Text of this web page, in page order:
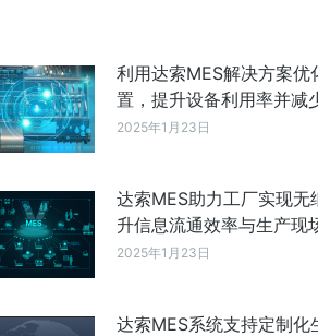
利用达索MES解决方案优
置，提升设备利用率并减
2025年1月23日
达索MES助力工厂实现无
升信息流通效率与生产现
2025年1月23日
达索MES系统支持定制化